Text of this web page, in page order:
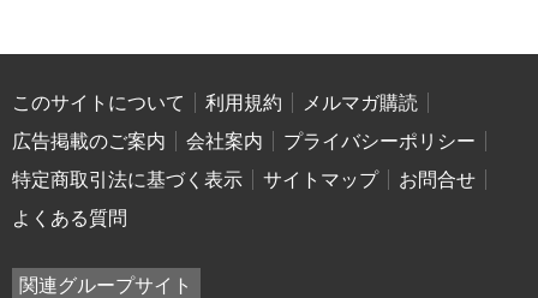
このサイトについて 利用規約
メルマガ購読
広告掲載のご案内
会社案内
プライバシーポリシー
特定商取引法に基づく表示
サイトマップ
お問合せ
よくある質問
関連グループサイト